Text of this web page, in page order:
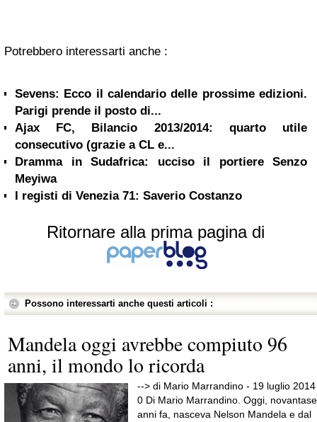
Potrebbero interessarti anche :
Sevens: Ecco il calendario delle prossime edizioni.
Parigi prende il posto di...
Ajax FC, Bilancio 2013/2014: quarto utile
consecutivo (grazie a CL e...
Dramma in Sudafrica: ucciso il portiere Senzo
Meyiwa
I registi di Venezia 71: Saverio Costanzo
Ritornare alla prima pagina di
Possono interessarti anche questi articoli :
Mandela oggi avrebbe compiuto 96
anni, il mondo lo ricorda
--> di Mario Marrandino - 19 luglio 2014
0 Di Mario Marrandino. Oggi,
anni fa, nasceva Nelson Mandela e dal